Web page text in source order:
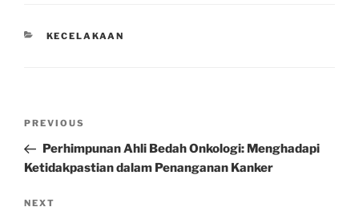
CATEGORIES
KECELAKAAN
Previous
Post
PREVIOUS
Perhimpunan Ahli Bedah Onkologi: Menghadapi
Ketidakpastian dalam Penanganan Kanker
Next
NEXT